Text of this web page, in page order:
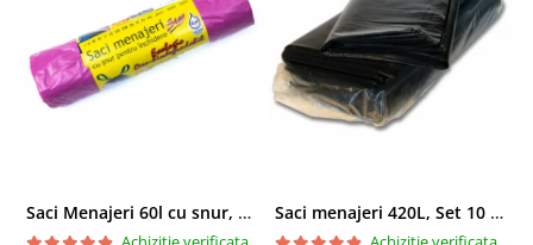
Saci Menajeri 60l cu snur, Roz, 10buc/rola Saci menajeri 420L, Set 10 bucati